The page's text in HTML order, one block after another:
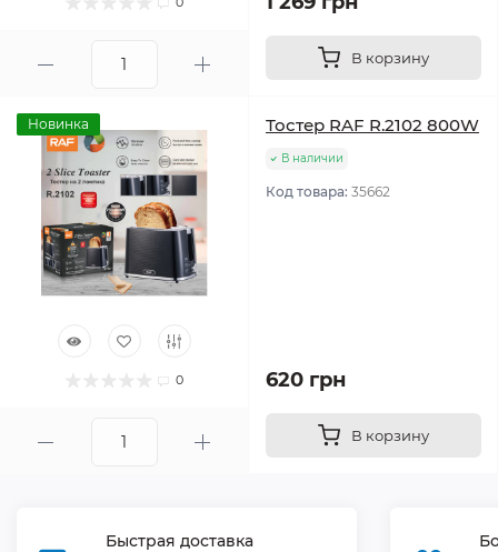
В корзину
Новинка
0
Тостер RAF R.2102 800W
В наличии
Код товара: 35662
620 грн
В корзину
Быстрая доставка